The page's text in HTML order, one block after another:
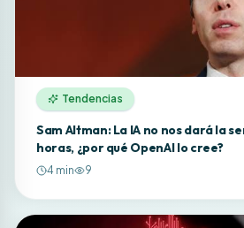
Tendencias
Sam Altman: La IA no nos dará la
horas, ¿por qué OpenAI lo cree?
4 min 9